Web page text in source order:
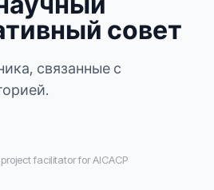
совет
связанные с
facilitator for AICACP